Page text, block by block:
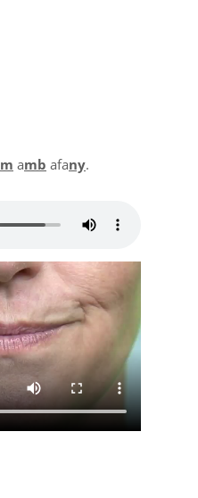
m amb afany.